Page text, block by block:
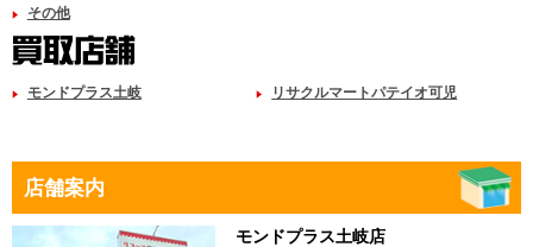
その他
モンドプラス土岐 リサクルマートパテイオ可児
店舗案内
モンドプラス土岐店